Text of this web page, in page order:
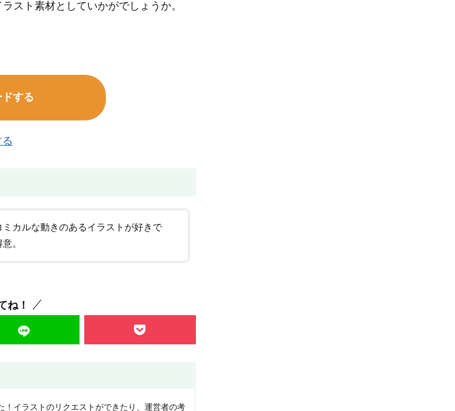
スト素材としていかがでしょうか。
する
カルな動きのあるイラストが好きで
。
ね！
イラストのリクエストができたり、運営者の考